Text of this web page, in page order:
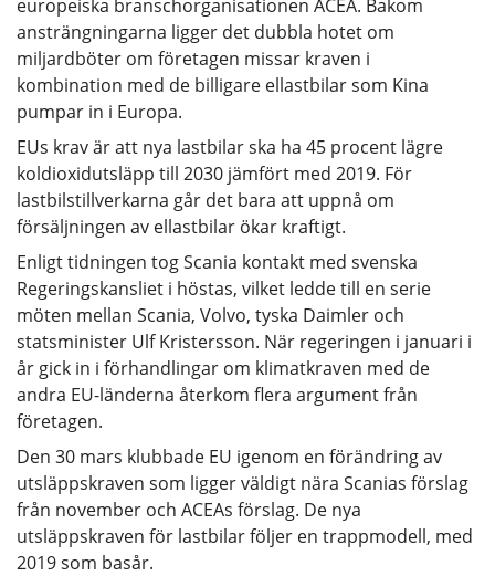
europeiska branschorganisationen ACEA. Bakom
ansträngningarna ligger det dubbla hotet om
miljardböter om företagen missar kraven i
kombination med de billigare ellastbilar som Kina
pumpar in i Europa.
EUs krav är att nya lastbilar ska ha 45 procent lägre
koldioxidutsläpp till 2030 jämfört med 2019. För
lastbilstillverkarna går det bara att uppnå om
försäljningen av ellastbilar ökar kraftigt.
Enligt tidningen tog Scania kontakt med svenska
Regeringskansliet i höstas, vilket ledde till en serie
möten mellan Scania, Volvo, tyska Daimler och
statsminister Ulf Kristersson. När regeringen i januari i
år gick in i förhandlingar om klimatkraven med de
andra EU-länderna återkom flera argument från
företagen.
Den 30 mars klubbade EU igenom en förändring av
utsläppskraven som ligger väldigt nära Scanias förslag
från november och ACEAs förslag. De nya
utsläppskraven för lastbilar följer en trappmodell, med
2019 som basår.